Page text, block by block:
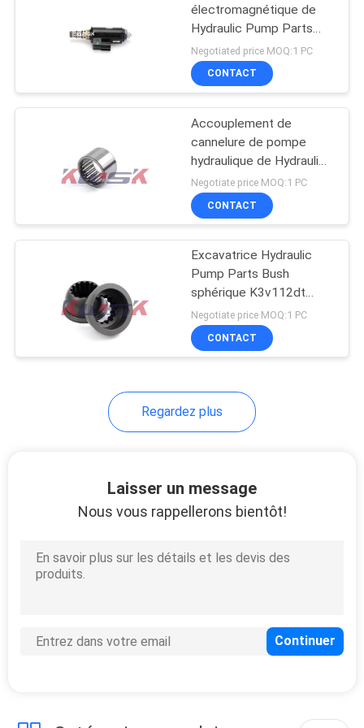
électromagnétique de
Hydraulic Pump Parts
d'excavatrice de SK210-
9 SK210LC-6E
KDRDE5K-31 30C50-
Negotiated price MOQ:1 PC
CONTACT
Accouplement de
cannelure de pompe
hydraulique de Hydraulic
Pump Parts
d'excavatrice de SK200
SK250 SK300 SK480
Negotiate price MOQ:1 PC
CONTACT
Excavatrice Hydraulic
Pump Parts Bush
sphérique K3v112dt
121437 de Volvo 240
Negotiate price MOQ:1 PC
CONTACT
Regardez plus
Laisser un message
Nous vous rappellerons bientôt!